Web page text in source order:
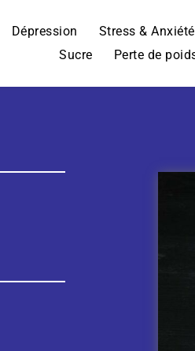
Dépression Stress & Anxiété
Sucre
Perte de